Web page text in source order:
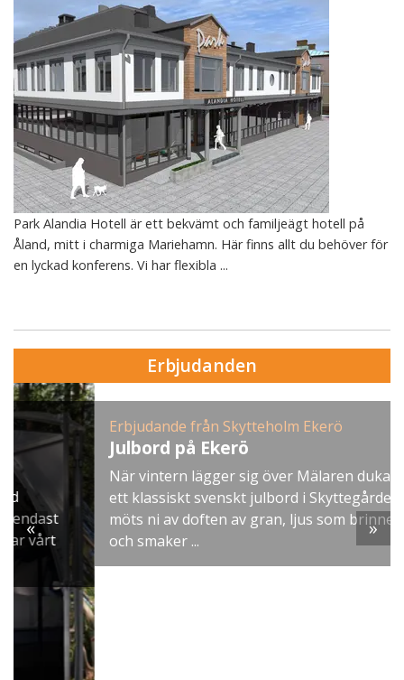
Park Alandia Hotell är ett bekvämt och familjeägt hotell på
Åland, mitt i charmiga Mariehamn. Här finns allt du behöver för
en lyckad konferens. Vi har flexibla ...
Erbjudanden
Erbjudande från Skytteholm Ekerö
Julbord på Ekerö
När vintern lägger sig över Mälaren dukar vi upp
ett klassiskt svenskt julbord i Skyttegården. Här
möts ni av doften av gran, ljus som brinner stilla
och smaker ...
« »